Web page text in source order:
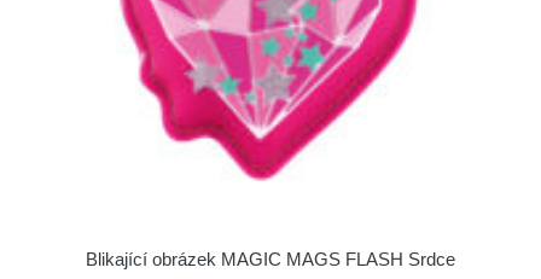
Blikající obrázek MAGIC MAGS FLASH Srdce